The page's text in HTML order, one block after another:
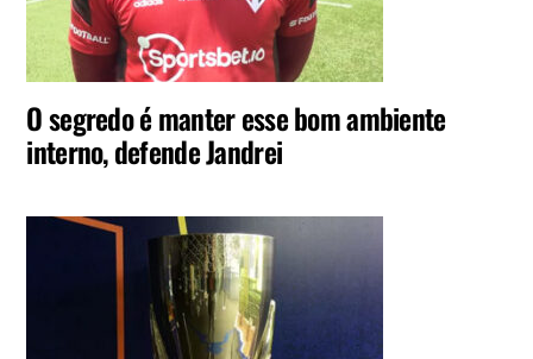
O segredo é manter esse bom ambiente
interno, defende Jandrei